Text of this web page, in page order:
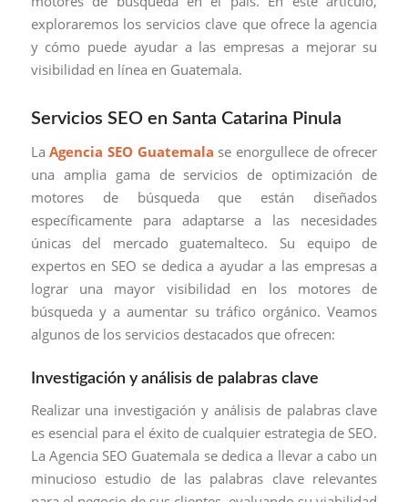
exploraremos los servicios clave que ofrece la agencia
y cómo puede ayudar a las empresas a mejorar su
visibilidad en línea en Guatemala.
Servicios SEO en Santa Catarina Pinula
LaAgencia SEO Guatemala se enorgullece de ofrecer
una amplia gama de servicios de optimización de
motores de búsqueda que están diseñados
específicamente para adaptarse a las necesidades
únicas del mercado guatemalteco. Su equipo de
expertos en SEO se dedica a ayudar a las empresas a
lograr una mayor visibilidad en los motores de
búsqueda y a aumentar su tráfico orgánico. Veamos
algunos de los servicios destacados que ofrecen:
Investigación y análisis de palabras clave
Realizar una investigación y análisis de palabras clave
es esencial para el éxito de cualquier estrategia de SEO.
La Agencia SEO Guatemala se dedica a llevar a cabo un
minucioso estudio de las palabras clave relevantes